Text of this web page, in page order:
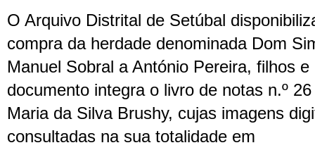
O Arquivo Distrital de Setúbal
compra da herdade denominada Dom
Manuel Sobral a António Pereira, filhos
documento integra o livro de notas n.º
Maria da Silva Brushy, cujas imagens
consultadas na sua totalidade em